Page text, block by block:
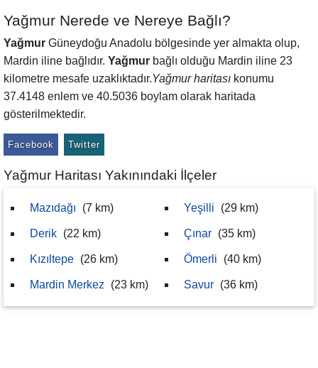
Yağmur Nerede ve Nereye Bağlı?
Yağmur Güneydoğu Anadolu bölgesinde yer almakta olup,
Mardin iline bağlıdır. Yağmur bağlı olduğu Mardin iline 23
kilometre mesafe uzaklıktadır.Yağmur haritası konumu
37.4148 enlem ve 40.5036 boylam olarak haritada
gösterilmektedir.
Facebook Twitter
Yağmur Haritası Yakınındaki İlçeler
Mazıdağı (7 km)
Derik (22 km)
Kızıltepe (26 km)
Mardin Merkez (23 km)
Yeşilli (29 km)
Çınar (35 km)
Ömerli (40 km)
Savur (36 km)